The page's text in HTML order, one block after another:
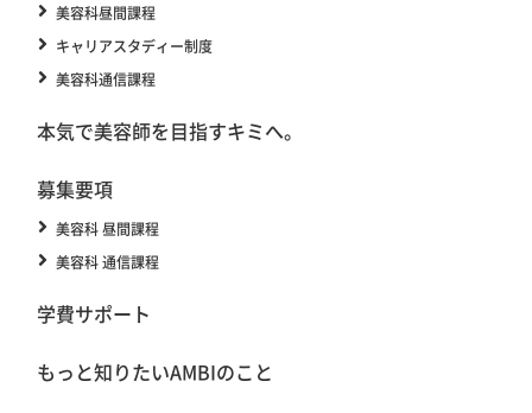
美容科昼間課程
キャリアスタディー制度
美容科通信課程
本気で美容師を目指すキミへ。
募集要項
美容科 昼間課程
美容科 通信課程
学費サポート
もっと知りたいAMBIのこと